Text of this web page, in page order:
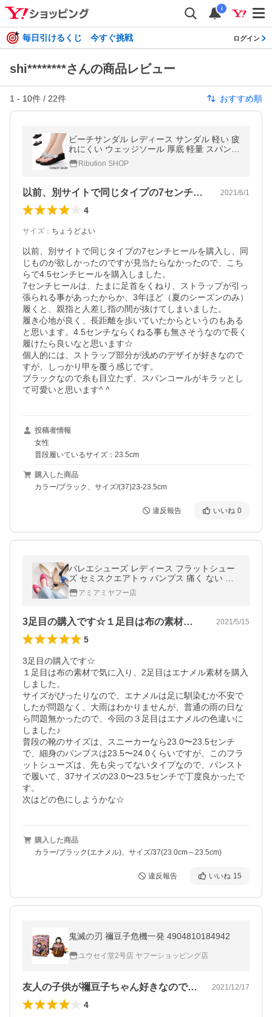
i
毎日引けるくじ 今すぐ挑戦 ログイン
shi********さんの商品レビュー
1 - 10件 / 22件 おすすめ順
ビーチサンダル レディース サンダル 軽い 疲
れにくい ウェッジソール 厚底 軽量 スパンコ
ール おしゃれ かわいい アウトドア 海 プー
ル 浴衣 女の子 女性
Ribution SHOP
以前、別サイトで同じタイプの7センチヒ… 2021/6/1
4
サイズ ： ちょうどよい
以前、別サイトで同じタイプの7センチヒールを購入し、同
じものが欲しかったのですが見当たらなかったので、こち
らで4.5センチヒールを購入しました。
7センチヒールは、たまに足首をくねり、ストラップが引っ
張られる事があったからか、3年ほど（夏のシーズンのみ）
履くと、親指と人差し指の間が抜けてしまいました。
履き心地が良く、長距離を歩いていたからというのもある
と思います。4.5センチならくねる事も無さそうなので長く
履けたら良いなと思います☆
個人的には、ストラップ部分が浅めのデザイが好きなので
すが、しっかり甲を覆う感じです。
ブラックなので糸も目立たず、スパンコールがキラッとし
て可愛いと思います^ ^
投稿者情報
女性
普段履いているサイズ：23.5cm
購入した商品
カラー/ブラック、サイズ/(37)23-23.5cm
違反報告 いいね 0
バレエシューズ レディース フラットシュー
ズ セミスクエアトゥ パンプス 痛く ない 歩
きやすい 履きやすい ぺたんこ リボ ンFX203
0SS ki5 amiamiアミアミ
アミアミヤフー店
3足目の購入です☆１足目は布の素材で気… 2021/5/15
5
3足目の購入です☆
１足目は布の素材で気に入り、2足目はエナメル素材を購入
しました。
サイズがぴったりなので、エナメルは足に馴染むか不安で
したが問題なく、大雨はわかりませんが、普通の雨の日な
ら問題無かったので、今回の３足目はエナメルの色違いに
しました♪
普段の靴のサイズは、スニーカーなら23.0〜23.5センチ
で、細身のパンプスは23.5〜24.0くらいですが、このフラ
ットシューズは、先も尖ってないタイプなので、パンスト
で履いて、37サイズの23.0〜23.5センチで丁度良かったで
す。
次はどの色にしようかな☆
購入した商品
カラー/ブラック(エナメル)、サイズ/37(23.0cm～23.5cm)
違反報告 いいね 15
鬼滅の刃 禰豆子危機一発 4904810184942
ユウセイ堂2号店 ヤフーショッピング店
友人の子供が禰󠄀豆子ちゃん好きなので… 2021/12/17
4